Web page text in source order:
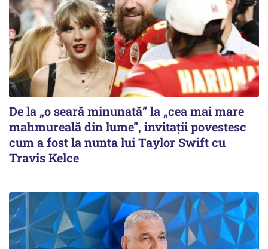
De la „o seară minunată” la „cea mai mare
mahmureală din lume”, invitații povestesc
cum a fost la nunta lui Taylor Swift cu
Travis Kelce